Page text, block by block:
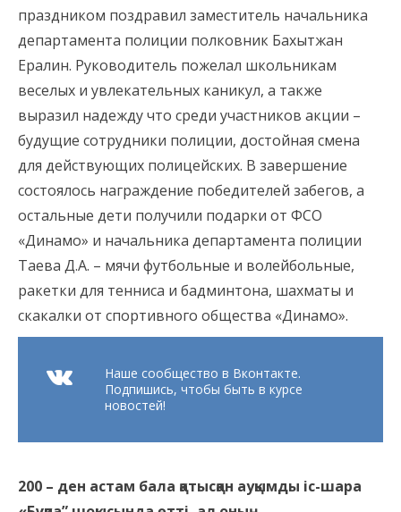
праздником поздравил заместитель начальника
департамента полиции полковник Бахытжан
Ералин. Руководитель пожелал школьникам
веселых и увлекательных каникул, а также
выразил надежду что среди участников акции –
будущие сотрудники полиции, достойная смена
для действующих полицейских. В завершение
состоялось награждение победителей забегов, а
остальные дети получили подарки от ФСО
«Динамо» и начальника департамента полиции
Таева Д.А. – мячи футбольные и волейбольные,
ракетки для тенниса и бадминтона, шахматы и
скакалки от спортивного общества «Динамо».
Наше сообщество в Вконтакте.
Подпишись, чтобы быть в курсе
новостей!
200 – ден астам бала қатысқан ауқымды іс-шара